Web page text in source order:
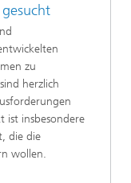
zu
herzlich
ist insbesondere
die die
wollen.